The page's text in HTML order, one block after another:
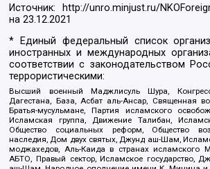
Источник: http://unro.minjust.ru/
на23.12.2021
* Единый федеральный список
иностранных и международных
соответствии с законодательством
террористическими:
Высший военный Маджлисуль Шура,
Дагестана, База, Асбат аль-Ансар, Священная
Братья-мусульмане, Партия исламского
Исламская группа, Движение Талибан,
Общество социальных реформ, Общество
наследия, Дом двух святых, Джунд аш-Шам,
моджахедов, Аль-Каида в странах исламского
АБТО, Правый сектор, Исламское государство,